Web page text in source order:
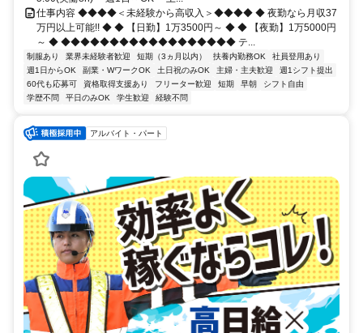
仕事内容 ◆◆◆◆＜未経験から高収入＞◆◆◆◆ ◆ 夜勤なら月収37
万円以上可能!! ◆ ◆ 【日勤】1万3500円～ ◆ ◆ 【夜勤】1万5000円
～ ◆ ◆◆◆◆◆◆◆◆◆◆◆◆◆◆◆◆◆◆ テ...
制服あり 業界未経験者歓迎 短期（3ヵ月以内） 扶養内勤務OK
社員登用あり
週1日からOK
副業・WワークOK 土日祝のみOK 主婦・主夫歓迎
週1シフト提出
60代も応募可
資格取得支援あり フリーター歓迎 短期 早朝
シフト自由
学歴不問
平日のみOK 学生歓迎 経験不問
アルバイト・パート